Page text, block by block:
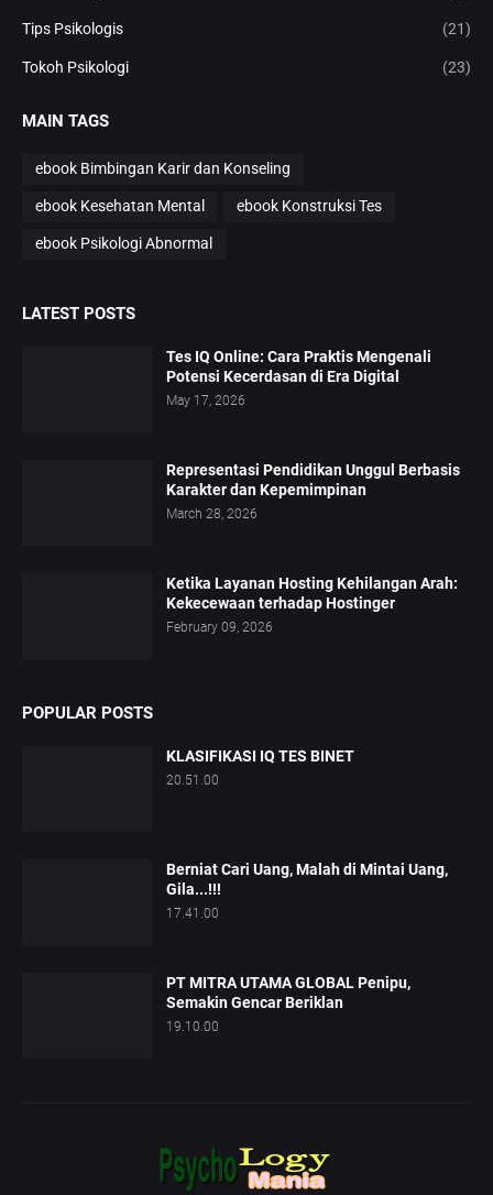
Tips Psikologis (21)
Tokoh Psikologi (23)
MAIN TAGS
ebook Bimbingan Karir dan Konseling
ebook Kesehatan Mental ebook Konstruksi Tes
ebook Psikologi Abnormal
LATEST POSTS
Tes IQ Online: Cara Praktis Mengenali
Potensi Kecerdasan di Era Digital
May 17, 2026
Representasi Pendidikan Unggul Berbasis
Karakter dan Kepemimpinan
March 28, 2026
Ketika Layanan Hosting Kehilangan Arah:
Kekecewaan terhadap Hostinger
February 09, 2026
POPULAR POSTS
KLASIFIKASI IQ TES BINET
20.51.00
Berniat Cari Uang, Malah di Mintai Uang,
Gila...!!!
17.41.00
PT MITRA UTAMA GLOBAL Penipu,
Semakin Gencar Beriklan
19.10.00